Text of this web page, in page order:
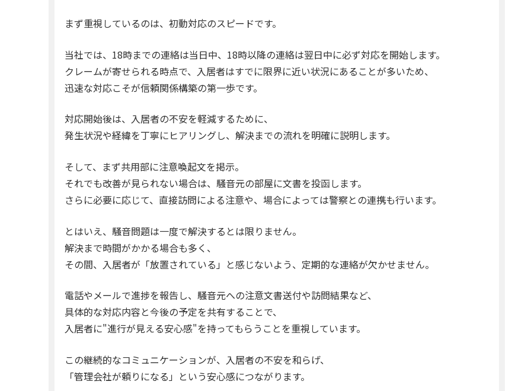
まず重視しているのは、初動対応のスピードです。
当社では、18時までの連絡は当日中、18時以降の連絡は翌日中に必ず対応を開始します。
クレームが寄せられる時点で、入居者はすでに限界に近い状況にあることが多いため、
迅速な対応こそが信頼関係構築の第一歩です。
対応開始後は、入居者の不安を軽減するために、
発生状況や経緯を丁寧にヒアリングし、解決までの流れを明確に説明します。
そして、まず共用部に注意喚起文を掲示。
それでも改善が見られない場合は、騒音元の部屋に文書を投函します。
さらに必要に応じて、直接訪問による注意や、場合によっては警察との連携も行います。
とはいえ、騒音問題は一度で解決するとは限りません。
解決まで時間がかかる場合も多く、
その間、入居者が「放置されている」と感じないよう、定期的な連絡が欠かせません。
電話やメールで進捗を報告し、騒音元への注意文書送付や訪問結果など、
具体的な対応内容と今後の予定を共有することで、
入居者に"進行が見える安心感"を持ってもらうことを重視しています。
この継続的なコミュニケーションが、入居者の不安を和らげ、
「管理会社が頼りになる」という安心感につながります。